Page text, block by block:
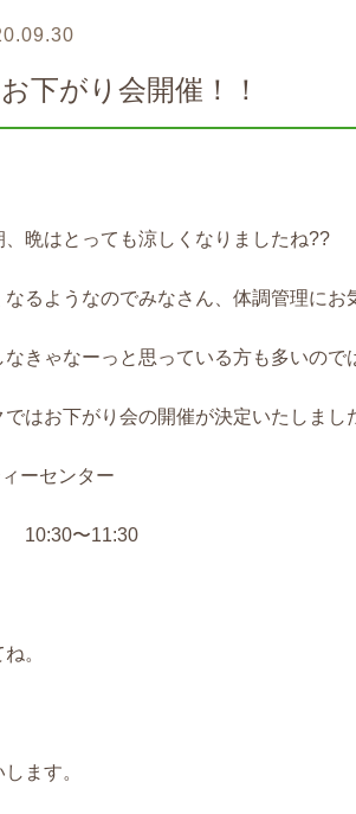
下がり会開催！！
、晩はとっても涼しくなりましたね??
なるようなのでみなさん、体調管理に
きゃなーっと思っている方も多いので
はお下がり会の開催が決定いたしまし
ーセンター
10:30〜11:30
。
ます。